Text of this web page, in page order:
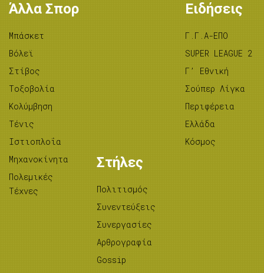
Άλλα Σπορ
Μπάσκετ
Βόλεϊ
Στίβος
Tοξοβολία
Κολύμβηση
Τένις
Ιστιοπλοΐα
Μηχανοκίνητα
Πολεμικές
Τέχνες
Ειδήσεις
Γ.Γ.Α-ΕΠΟ
SUPER LEAGUE 2
Γ’ Εθνική
Σούπερ Λίγκα
Περιφέρεια
Ελλάδα
Κόσμος
Στήλες
Πολιτισμός
Συνεντεύξεις
Συνεργασίες
Αρθρογραφία
Gossip